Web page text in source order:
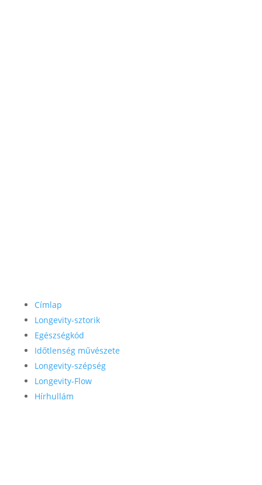
Címlap
Longevity-sztorik
Egészségkód
Időtlenség művészete
Longevity-szépség
Longevity-Flow
Hírhullám